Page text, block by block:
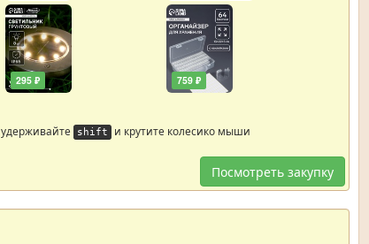
295 ₽ 759 ₽
shift и крутите колесико мыши
Посмотреть закупку